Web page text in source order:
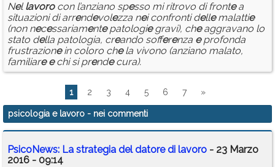
Nellavorocon l’anziano spesso mi ritrovo di frontea
situazioni di arrendevolezza nei confronti dellemalattie
(non necessariamentepatologiegravi), cheaggravano lo
stato della patologia, creando sofferenza eprofonda
frustrazionein coloro chela vivono (anziano malato,
familiare echi si prendecura).
1 2 3 4 5 6 7 »
psicologia e lavoro - nei commenti
PsicoNews: La strategia del datore di lavoro - 23 Marzo
2016 - 09:14